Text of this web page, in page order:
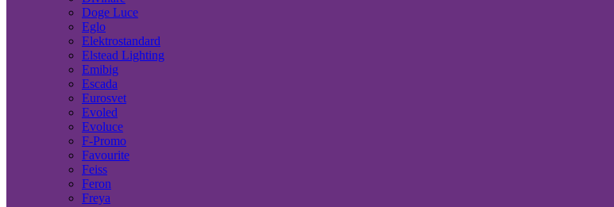
Doge Luce
Eglo
Elektrostandard
Elstead Lighting
Emibig
Escada
Eurosvet
Evoled
Evoluce
F-Promo
Favourite
Feiss
Feron
Freya